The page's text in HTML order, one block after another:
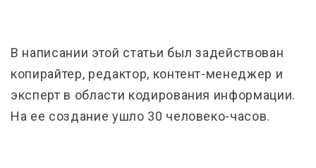
В написании этой статьи был задействован
копирайтер, редактор, контент-менеджер и
эксперт в области кодирования информации.
На ее создание ушло 30 человеко-часов.